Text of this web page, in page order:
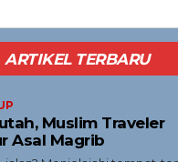
ARTIKEL TERBARU
Muslim Traveler
Asal Magrib